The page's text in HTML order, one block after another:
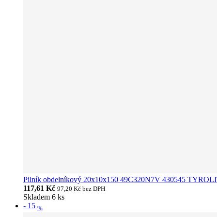
Pilník obdelníkový 20x10x150 49C320N7V 430545
117,61 Kč 97,20 Kč bez DPH
Skladem 6 ks
- 15 %